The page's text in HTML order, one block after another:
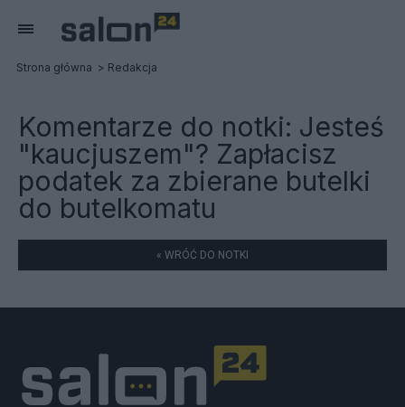
Strona główna Redakcja
Komentarze do notki: Jesteś
"kaucjuszem"? Zapłacisz
podatek za zbierane butelki
do butelkomatu
« WRÓĆ DO NOTKI